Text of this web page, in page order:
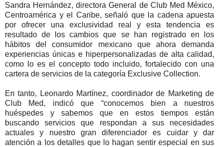
Sandra Hernández, directora General de Club Med México,
Centroamérica y el Caribe, señaló que la cadena apuesta
por ofrecer una exclusividad real y esta tendencia es
resultado de los cambios que se han registrado en los
hábitos del consumidor mexicano que ahora demanda
experiencias únicas e hiperpersonalizadas de alta calidad,
como lo es el concepto todo incluido, fortalecido con una
cartera de servicios de la categoría Exclusive Collection.
En tanto, Leonardo Martínez, coordinador de Marketing de
Club Med, indicó que “conocemos bien a nuestros
huéspedes y sabemos que en estos tiempos están
buscando servicios que respondan a sus necesidades
actuales y nuestro gran diferenciador es cuidar y dar
atención a los detalles que lo hagan sentir especial en sus